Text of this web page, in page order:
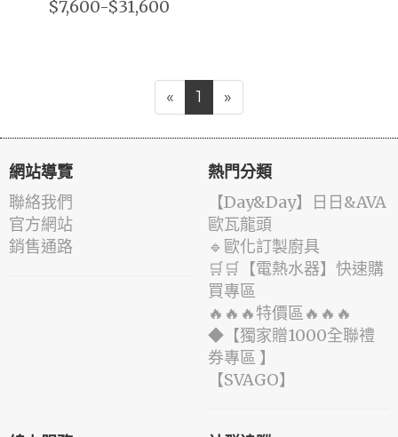
$7,600-$31,600
« 1 »
網站導覽
聯絡我們
官方網站
銷售通路
熱門分類
️【Day&Day】️日日&AVA
歐瓦龍頭
🔹歐化訂製廚具
🛒🛒【電熱水器】快速購
買專區
🔥🔥🔥特價區🔥🔥🔥
◆【獨家贈1000全聯禮
券專區 】
️【SVAGO】️